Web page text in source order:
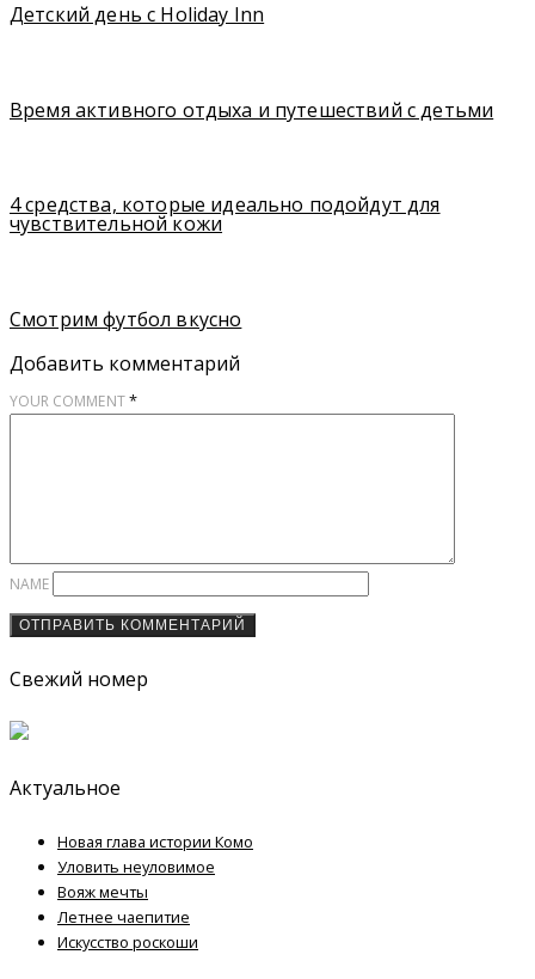
Детский день с Holiday Inn
Время активного отдыха и путешествий с детьми
4 средства, которые идеально подойдут для
чувствительной кожи
Смотрим футбол вкусно
Добавить комментарий
YOUR COMMENT*
NAME
Свежий номер
Актуальное
Новая глава истории Комо
Уловить неуловимое
Вояж мечты
Летнее чаепитие
Искусство роскоши